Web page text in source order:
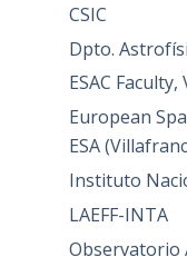
CSIC
Dpto.
ESAC
European
ESA
Instituto
LAEFF-INTA
Observatorio